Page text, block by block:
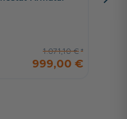
1.071,10 €
999,00 €